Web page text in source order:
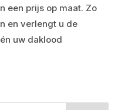
een prijs op maat. Zo
en verlengt u de
uw daklood